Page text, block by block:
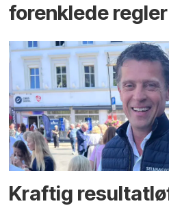
forenklede regler
Kraftig